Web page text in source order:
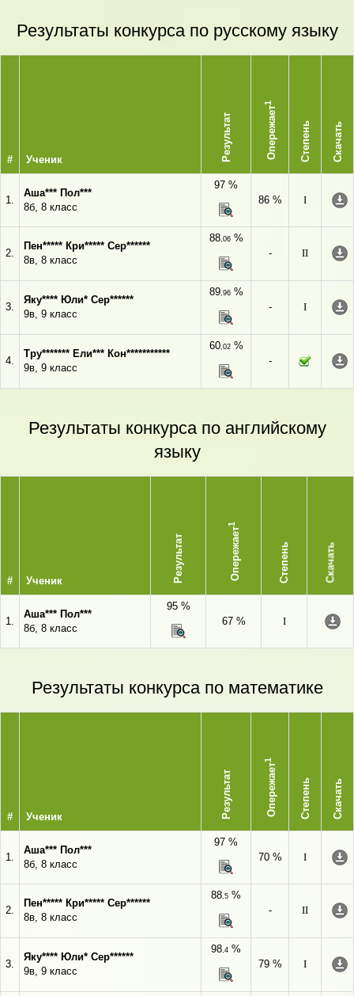
Результаты конкурса по русскому языку
# Ученик Результат Опережает
1
Степень Скачать
1.
Аша*** Пол***
8б, 8 класс
97 %
86 %
I
2.
Пен***** Кри***** Сер******
8в, 8 класс
88,06%
-
II
3.
Яку**** Юли* Сер******
9в, 9 класс
89,96%
-
I
4.
Тру******* Ели*** Кон***********
9в, 9 класс
60,02%
-
Результаты конкурса по английскому
языку
# Ученик Результат Опережает
1
Степень Скачать
1.
Аша*** Пол***
8б, 8 класс
95 %
67 %
I
Результаты конкурса по математике
# Ученик Результат Опережает
1
Степень Скачать
1.
Аша*** Пол***
8б, 8 класс
97 %
70 %
I
2.
Пен***** Кри***** Сер******
8в, 8 класс
88,5 %
-
II
3.
Яку**** Юли* Сер******
9в, 9 класс
98,4 %
79 %
I